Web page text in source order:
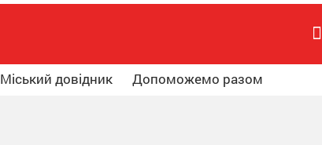
Міський довідник Допоможемо разом